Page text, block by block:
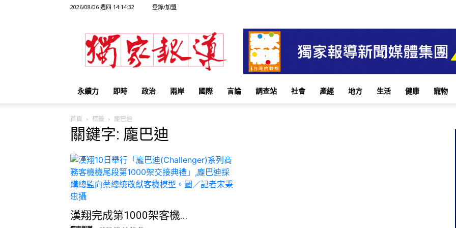
2026/08/06 週四 14:14:32 登錄/加盟
獨
家
報
永續力 即時 政治 兩岸 國際 言論 調查站 社會 產經 地方 生活 健康 寵物
首頁 標籤 龐巴迪
關鍵字: 龐巴迪
漢翔完成第1000架客機...